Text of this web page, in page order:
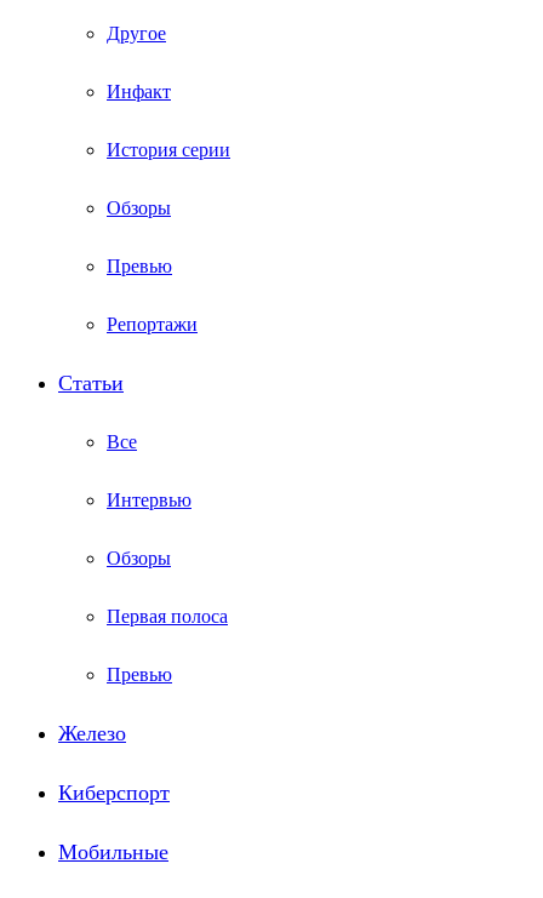
Другое
Инфакт
История серии
Обзоры
Превью
Репортажи
Статьи
Все
Интервью
Обзоры
Первая полоса
Превью
Железо
Киберспорт
Мобильные